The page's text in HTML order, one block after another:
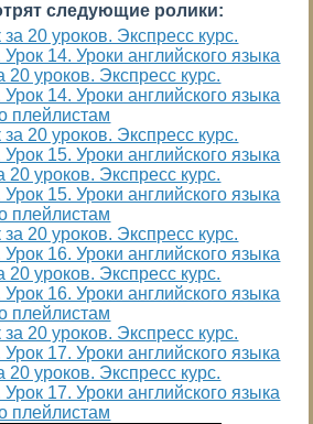
следующие ролики:
20 уроков. Экспресс курс.
14. Уроки английского языка
плейлистам
20 уроков. Экспресс курс.
15. Уроки английского языка
плейлистам
20 уроков. Экспресс курс.
16. Уроки английского языка
плейлистам
20 уроков. Экспресс курс.
17. Уроки английского языка
плейлистам